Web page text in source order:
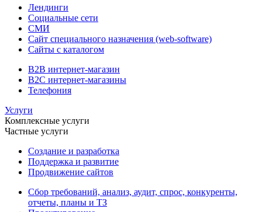
Лендинги
Социальные сети
СМИ
Сайт специального назначения (web-software)
Сайты с каталогом
B2B интернет-магазин
B2C интернет-магазины
Телефония
Услуги
Комплексные услуги
Частные услуги
Создание и разработка
Поддержка и развитие
Продвижение сайтов
Сбор требований, анализ, аудит, спрос, конкуренты,
отчеты, планы и ТЗ